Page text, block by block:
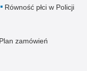
Równość płci w Policji
Plan zamówień